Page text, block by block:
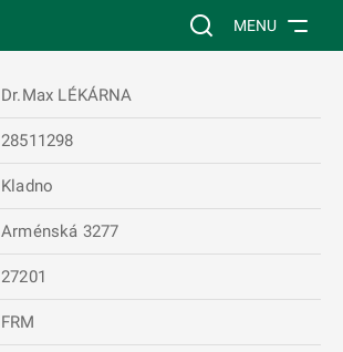
Vyhledávání na
MENU
Dr.Max LÉKÁRNA
28511298
Kladno
Arménská 3277
27201
FRM